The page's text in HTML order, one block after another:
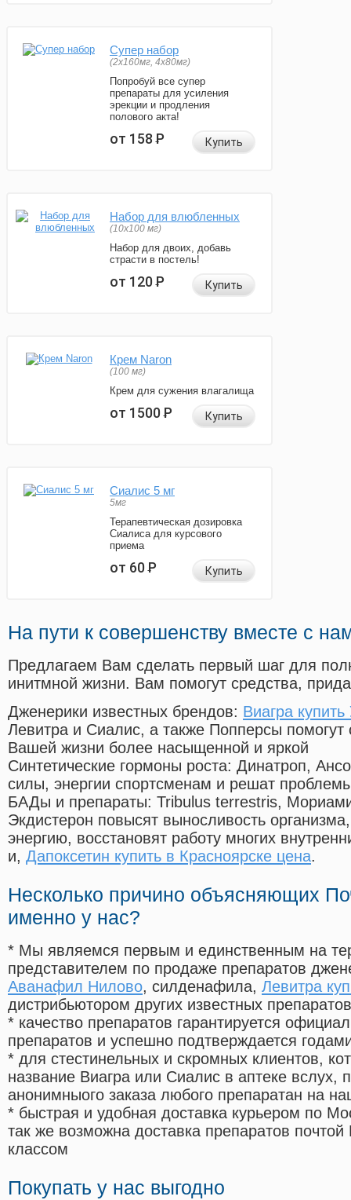
Супер набор
(2х160мг, 4х80мг)
Попробуй все супер
препараты для усиления
эрекции и продления
полового акта!
от 158Р Купить
Набор для влюбленных
(10х100 мг)
Набор для двоих, добавь
страсти в постель!
от 120Р Купить
Крем Naron
(100 мг)
Крем для сужения влагалища
от 1500Р Купить
Сиалис 5 мг
5мг
Терапевтическая дозировка
Сиалиса для курсового
приема
от 60Р Купить
На пути к совершенству вместе с
Предлагаем Вам сделать первый шаг для
инитмной жизни. Вам помогут средства,
Дженерики известных брендов: Виагра
Левитра и Сиалис, а также Попперсы помогут
Вашей жизни более насыщенной и яркой
Синтетические гормоны роста: Динатроп,
силы, энергии спортсменам и решат
БАДы и препараты: Tribulus terrestris,
Экдистерон повысят выносливость
энергию, восстановят работу многих
и, Дапоксетин купить в Красноярске цена.
Несколько причино объясняющих
именно у нас?
* Мы являемся первым и единственным на
представителем по продаже препаратов
Аванафил Нилово, силденафила, Левитра
дистрибьютором других известных препаратов
* качество препаратов гарантируется
препаратов и успешно подтверждается
* для стестинельных и скромных клиентов,
название Виагра или Сиалис в аптеке вслух,
анонимныого заказа любого препаратан на
* быстрая и удобная доставка курьером по
так же возможна доставка препаратов
классом
Покупать у нас выгодно